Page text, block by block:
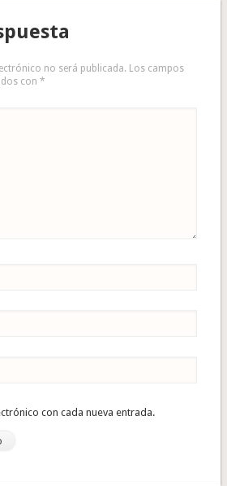
no será publicada. Los campos
con *
con cada nueva entrada.